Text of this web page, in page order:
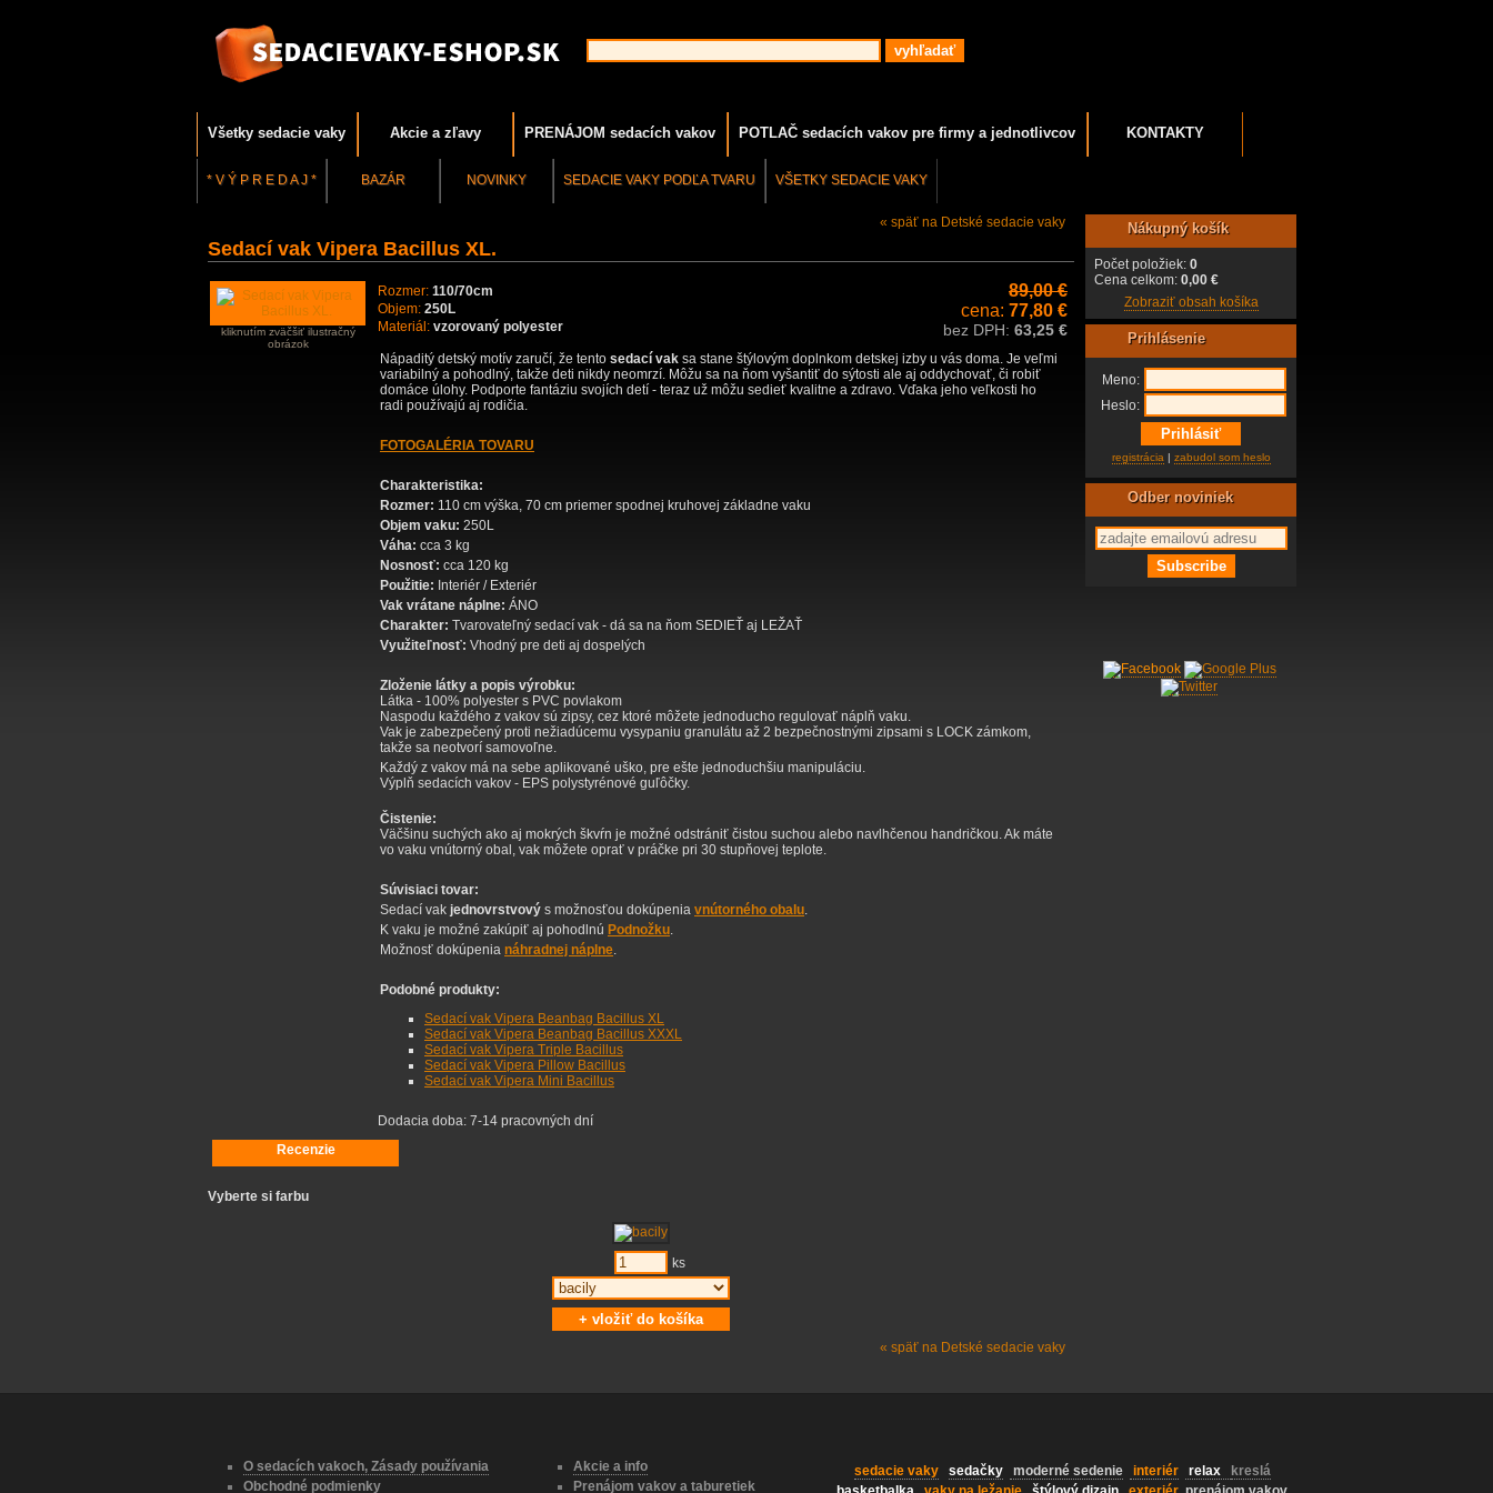
Všetky sedacie vaky Akcie a zľavy PRENÁJOM sedacích vakov POTLAČ sedacích vakov pre firmy a jednotlivcov KONTAKTY
* V Ý P R E D A J * BAZÁR NOVINKY SEDACIE VAKY PODĽA TVARU VŠETKY SEDACIE VAKY
« späť na Detské sedacie vaky
Sedací vak Vipera Bacillus XL.
kliknutím zväčšiť ilustračný
obrázok
89,00 €
cena: 77,80 €
bez DPH: 63,25 €
Rozmer: 110/70cm
Objem: 250L
Materiál: vzorovaný polyester
Nápaditý detský motív zaručí, že tento sedací vak sa stane štýlovým doplnkom detskej izby u vás doma. Je veľmi
variabilný a pohodlný, takže deti nikdy neomrzí. Môžu sa na ňom vyšantiť do sýtosti ale aj oddychovať, či robiť
domáce úlohy. Podporte fantáziu svojích detí - teraz už môžu sedieť kvalitne a zdravo. Vďaka jeho veľkosti ho
radi používajú aj rodičia.
FOTOGALÉRIA TOVARU
Charakteristika:
Rozmer: 110 cm výška, 70 cm priemer spodnej kruhovej základne vaku
Objem vaku: 250L
Váha: cca 3 kg
Nosnosť: cca 120 kg
Použitie: Interiér / Exteriér
Vak vrátane náplne: ÁNO
Charakter: Tvarovateľný sedací vak - dá sa na ňom SEDIEŤ aj LEŽAŤ
Využiteľnosť: Vhodný pre deti aj dospelých
Zloženie látky a popis výrobku:
Látka - 100% polyester s PVC povlakom
Naspodu každého z vakov sú zipsy, cez ktoré môžete jednoducho regulovať náplň vaku.
Vak je zabezpečený proti nežiadúcemu vysypaniu granulátu až 2 bezpečnostnými zipsami s LOCK zámkom,
takže sa neotvorí samovoľne.
Každý z vakov má na sebe aplikované uško, pre ešte jednoduchšiu manipuláciu.
Výplň sedacích vakov - EPS polystyrénové guľôčky.
Čistenie:
Väčšinu suchých ako aj mokrých škvŕn je možné odstrániť čistou suchou alebo navlhčenou handričkou. Ak máte
vo vaku vnútorný obal, vak môžete oprať v práčke pri 30 stupňovej teplote.
Súvisiaci tovar:
Sedací vak jednovrstvový s možnosťou dokúpenia vnútorného obalu.
K vaku je možné zakúpiť aj pohodlnú Podnožku.
Možnosť dokúpenia náhradnej náplne.
Podobné produkty:
Sedací vak Vipera Beanbag Bacillus XL
Sedací vak Vipera Beanbag Bacillus XXXL
Sedací vak Vipera Triple Bacillus
Sedací vak Vipera Pillow Bacillus
Sedací vak Vipera Mini Bacillus
Dodacia doba: 7-14 pracovných dní
Recenzie
Vyberte si farbu
ks
« späť na Detské sedacie vaky
Nákupný košík
Počet položiek: 0
Cena celkom: 0,00 €
Zobraziť obsah košíka
Prihlásenie
Meno:
Heslo:
registrácia | zabudol som heslo
Odber noviniek
O sedacích vakoch, Zásady používania
Obchodné podmienky
Akcie a info
Prenájom vakov a taburetiek
sedacie vaky sedačky moderné sedenie interiér relax
kreslá